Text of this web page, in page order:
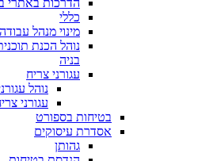
הדרכות באתרי
כללי
מינוי מנהל עבודה
נוהל הכנת
בניה
עגורני צריח
נוהל
עגורני
בטיחות בספורט
אסדרת עיסוקים
גהותן